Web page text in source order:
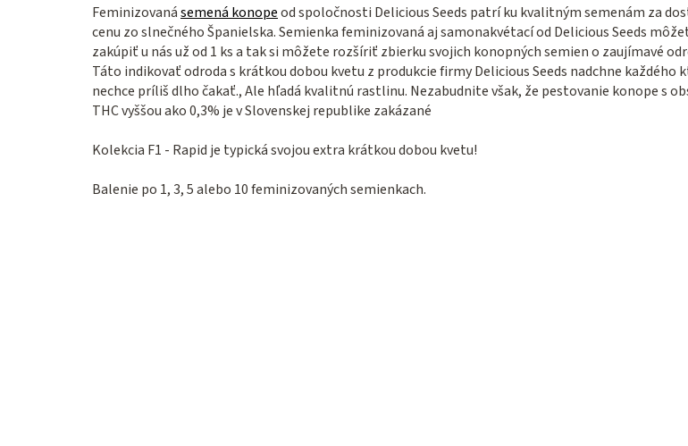
Feminizovanásemená konopeod spoločnosti Delicious Seeds patrí ku kvalitným semenám za
cenu zo slnečného Španielska. Semienka feminizovaná aj samonakvétací od Delicious Seeds
zakúpiť u nás už od 1 ks a tak si môžete rozšíriť zbierku svojich konopných semien o zaujímavé
Táto indikovať odroda s krátkou dobou kvetu z produkcie firmy Delicious Seeds nadchne každého
nechce príliš dlho čakať., Ale hľadá kvalitnú rastlinu. Nezabudnite však, že pestovanie konope s
THC vyššou ako 0,3% je v Slovenskej republike zakázané
Kolekcia F1 - Rapid je typická svojou extra krátkou dobou kvetu!
Balenie po 1, 3, 5 alebo 10 feminizovaných semienkach.